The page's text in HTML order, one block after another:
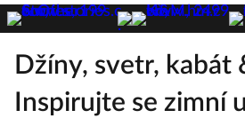
Džíny, svetr, kabát
Inspirujte se zimní